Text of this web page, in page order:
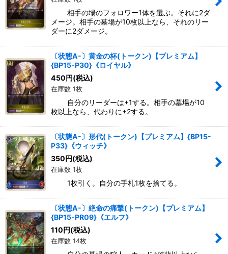
相手の場のフォロワー1体を選ぶ。それに2ダ
メージ。相手の墓場が10枚以上なら、それのリー
ダーに2ダメージ。
〔状態A-〕黄金の杯(トークン)【プレミアム】
{BP15-P30}《ロイヤル》
450円(税込)
在庫数 1枚
自分のリーダーは+1する。相手の墓場が10
枚以上なら、代わりに+2する。
〔状態A-〕形代(トークン)【プレミアム】{BP15-
P33}《ウィッチ》
350円(税込)
在庫数 1枚
1枚引く。自分の手札1枚を捨てる。
〔状態A-〕絶命の痛撃(トークン)【プレミアム】
{BP15-PR09}《エルフ》
110円(税込)
在庫数 14枚